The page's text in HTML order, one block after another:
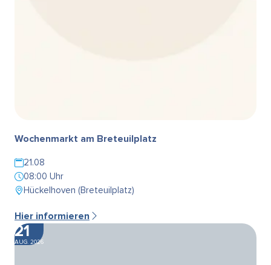
Wochenmarkt am Breteuilplatz
21.08
08:00 Uhr
Hückelhoven (Breteuilplatz)
Hier informieren
21
AUG. 2026